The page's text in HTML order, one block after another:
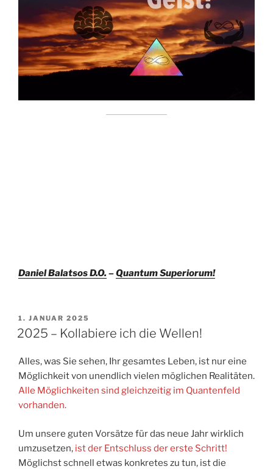
Daniel Balatsos D.O. –Quantum Superiorum!
VERÖFFENTLICHT
AM
1. JANUAR 2025
2025 – Kollabiere ich die Wellen!
Alles, was Sie sehen, Ihr gesamtes Leben, ist nur eine
Möglichkeit von unendlich vielen möglichen Realitäten.
Alle Möglichkeiten sind gleichzeitig im Quantenfeld
vorhanden.
Um unsere guten Vorsätze für das neue Jahr wirklich
umzusetzen, ist der Entschluss der erste Schritt!
Möglichst schnell etwas konkretes zu tun, ist die